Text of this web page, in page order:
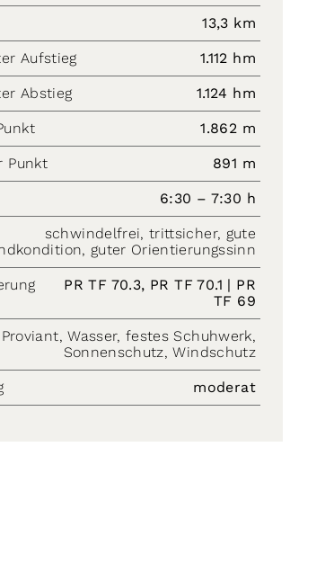
13,3 km
Aufstieg 1.112 hm
Abstieg 1.124 hm
1.862 m
Punkt 891 m
6:30 – 7:30 h
schwindelfrei, trittsicher, gute
guter Orientierungssinn
PR TF 70.3, PR TF 70.1 | PR
TF 69
Proviant, Wasser, festes Schuhwerk,
Sonnenschutz, Windschutz
moderat